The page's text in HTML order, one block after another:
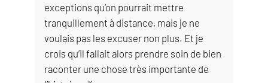
exceptions qu’on pourrait mettre
tranquillement à distance, mais je ne
voulais pas les excuser non plus. Et je
crois qu’il fallait alors prendre soin de bien
raconter une chose très importante de